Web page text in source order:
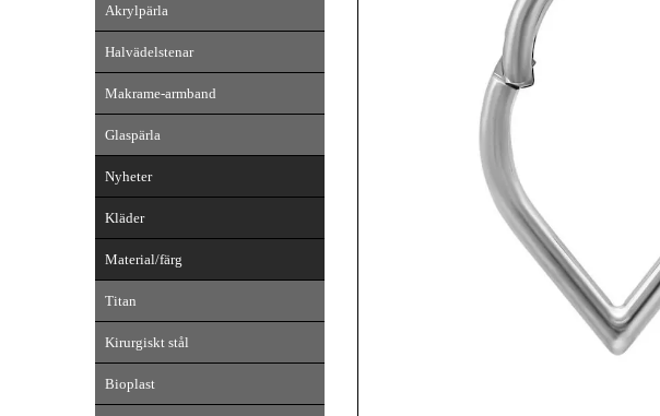
Akrylpärla
Halvädelstenar
Makrame-armband
Glaspärla
Nyheter
Kläder
Material/färg
Titan
Kirurgiskt stål
Bioplast